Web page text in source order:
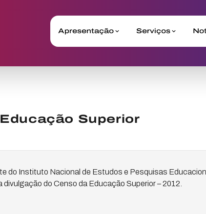
Apresentação Serviços
Superior
do Instituto Nacional de Estudos e Pesquisas
do Censo da Educação Superior – 2012.